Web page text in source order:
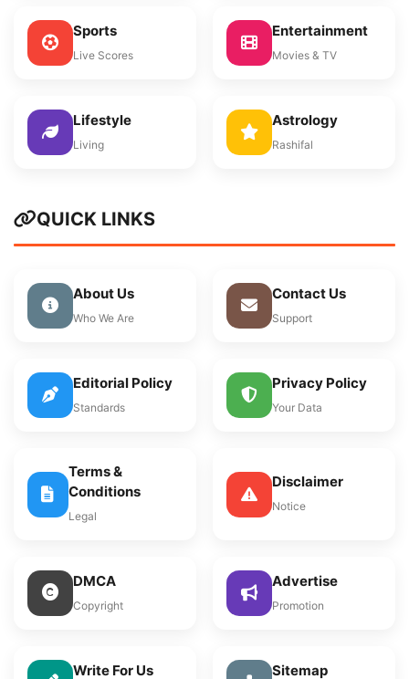
Sports
Live Scores
Entertainment
Movies & TV
Lifestyle
Living
Astrology
Rashifal
QUICK LINKS
About Us
Who We Are
Contact Us
Support
Editorial Policy
Standards
Privacy Policy
Your Data
Terms &
Conditions
Legal
Disclaimer
Notice
DMCA
Copyright
Advertise
Promotion
Write For Us Sitemap